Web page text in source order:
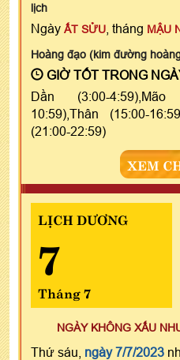
lịch
Ngày ẤT SỬU , tháng MẬU
Hoàng đạo (kim đường
GIỜ TỐT TRONG
Dần (3:00-
10:59),Thân (15:00-
(21:00-22:59)
XEM
LỊCH DƯƠNG
7
Tháng 7
NGÀY KHÔNG XẤU
Thứ sáu, ngày 7/7/2023